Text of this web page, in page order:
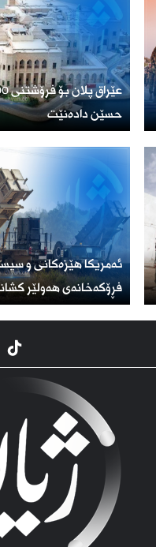
حسێن دادەنێت
ئەمریكا هێزەكانی و
فڕۆكەخانەی هەولێر